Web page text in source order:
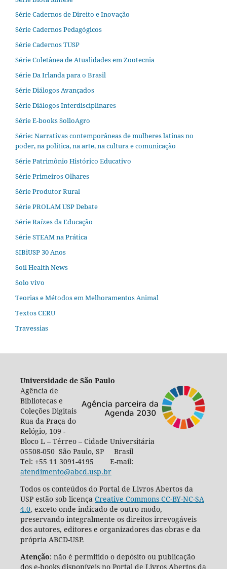
Série Cadernos de Direito e Inovação
Série Cadernos Pedagógicos
Série Cadernos TUSP
Série Coletânea de Atualidades em Zootecnia
Série Da Irlanda para o Brasil
Série Diálogos Avançados
Série Diálogos Interdisciplinares
Série E-books SolloAgro
Série: Narrativas contemporâneas de mulheres latinas no
poder, na política, na arte, na cultura e comunicação
Série Patrimônio Histórico Educativo
Série Primeiros Olhares
Série Produtor Rural
Série PROLAM USP Debate
Série Raízes da Educação
Série STEAM na Prática
SIBiUSP 30 Anos
Soil Health News
Solo vivo
Teorias e Métodos em Melhoramentos Animal
Textos CERU
Travessias
Universidade de São Paulo
Agência de
Bibliotecas e
Coleções Digitais
Rua da Praça do
Relógio, 109 -
Bloco L – Térreo – Cidade Universitária
05508-050 São Paulo, SP Brasil
Tel: +55 11 3091-4195 E-mail:
atendimento@abcd.usp.br
Todos os conteúdos do Portal de Livros Abertos da
USP estão sob licença Creative Commons CC-BY-NC-SA
4.0, exceto onde indicado de outro modo,
preservando integralmente os direitos irrevogáveis
dos autores, editores e organizadores das obras e da
própria ABCD-USP.
Atenção: não é permitido o depósito ou publicação
dos e-books disponíveis no Portal de Livros Abertos da